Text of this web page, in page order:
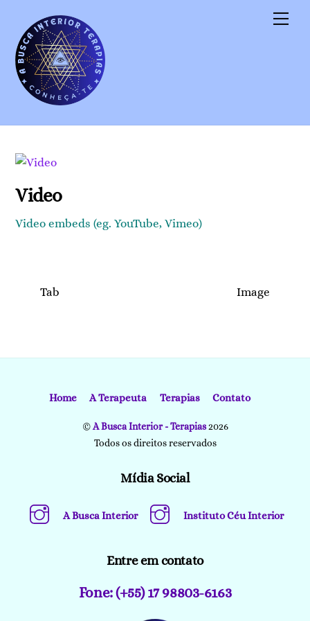
content
Video
Video embeds (eg. YouTube, Vimeo)
Tab Image
Home A Terapeuta Terapias Contato
©A Busca Interior - Terapias2026
Todos os direitos reservados
Mídia Social
A Busca Interior Instituto Céu Interior
Entre em contato
Fone: (+55) 17 98803-6163